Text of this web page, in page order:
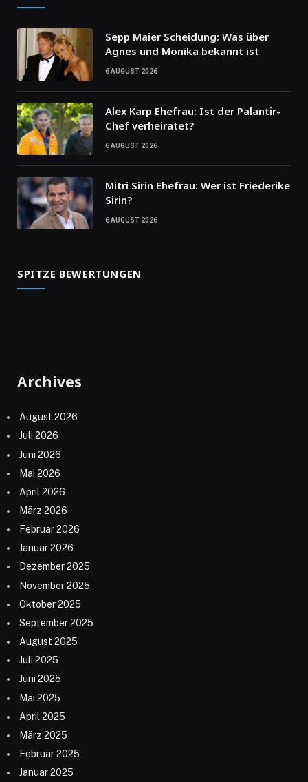
Sepp Maier Scheidung: Was über
Agnes und Monika bekannt ist
6 AUGUST 2026
Alex Karp Ehefrau: Ist der Palantir-
Chef verheiratet?
6 AUGUST 2026
Mitri Sirin Ehefrau: Wer ist Friederike
Sirin?
6 AUGUST 2026
SPITZE BEWERTUNGEN
Archives
August 2026
Juli 2026
Juni 2026
Mai 2026
April 2026
März 2026
Februar 2026
Januar 2026
Dezember 2025
November 2025
Oktober 2025
September 2025
August 2025
Juli 2025
Juni 2025
Mai 2025
April 2025
März 2025
Februar 2025
Januar 2025